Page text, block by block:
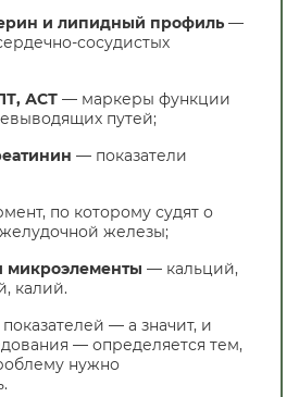
и липидный профиль —
сосудистых
АСТ — маркеры функции
путей;
— показатели
по которому судят о
железы;
микроэлементы — кальций,
калий.
— а значит, и
— определяется тем,
нужно